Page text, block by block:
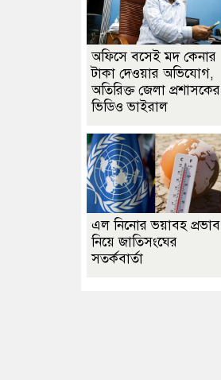
অফিসে বসেই মদ কেনার
টাকা দেওয়ার অভিযোগ,
অতিরিক্ত জেলা প্রশাসকের
ভিডিও ভাইরাল
এল নিনোর ভয়াবহ প্রভাব
নিয়ে জাতিসংঘের
সতর্কবার্তা